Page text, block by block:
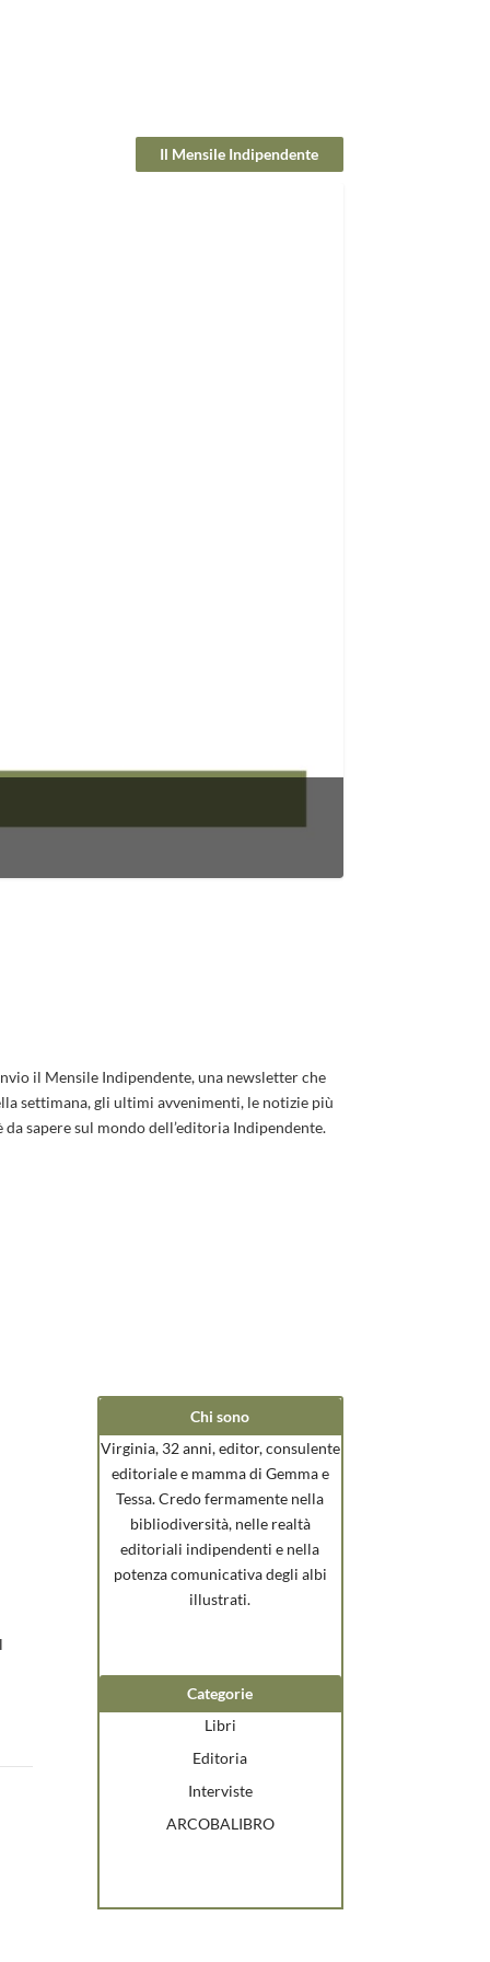
Il Mensile Indipendente
il Mensile Indipendente, una newsletter che
settimana, gli ultimi avvenimenti, le notizie più
sapere sul mondo dell’editoria Indipendente.
Chi sono
Virginia, 32 anni, editor, consulente
editoriale e mamma di Gemma e
Tessa. Credo fermamente nella
bibliodiversità, nelle realtà
editoriali indipendenti e nella
potenza comunicativa degli albi
illustrati.
Categorie
Libri
Editoria
Interviste
ARCOBALIBRO